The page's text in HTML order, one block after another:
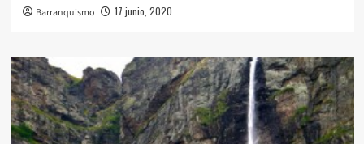
Barranquismo 17 junio, 2020